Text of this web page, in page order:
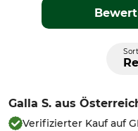
Galla S. aus
Verifizierter Kauf auf